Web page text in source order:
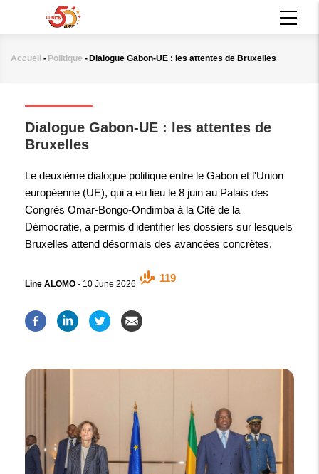
principal
Fil
Accueil - Politique - Dialogue Gabon-UE : les attentes de Bruxelles
Dialogue Gabon-UE : les attentes de
Bruxelles
Le deuxième dialogue politique entre le Gabon et l'Union
européenne (UE), qui a eu lieu le 8 juin au Palais des
Congrès Omar-Bongo-Ondimba à la Cité de la
Démocratie, a permis d'identifier les dossiers sur lesquels
Bruxelles attend désormais des avancées concrètes.
Line ALOMO - 10 June 2026
119